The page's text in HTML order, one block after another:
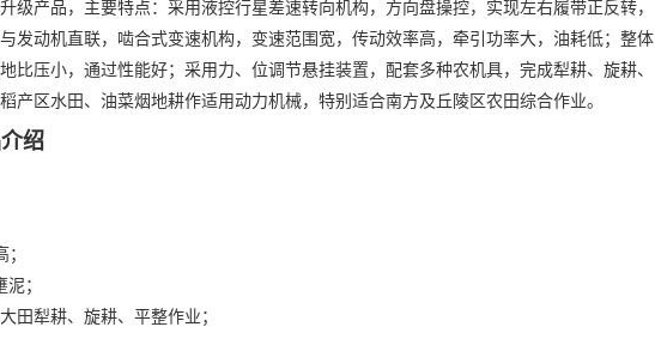
级产品，主要特点：采用液控行星差速转向机构，方向盘操控，实现左右履带正反转，
发动机直联，啮合式变速机构，变速范围宽，传动效率高，牵引功率大，油耗低；整体
比压小，通过性能好；采用力、位调节悬挂装置，配套多种农机具，完成犁耕、旋耕、
产区水田、油菜烟地耕作适用动力机械，特别适合南方及丘陵区农田综合作业。
绍
；
田犁耕、旋耕、平整作业；